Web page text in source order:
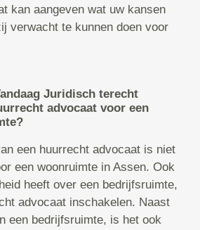
kan aangeven wat uw kansen
verwacht te kunnen doen voor
Juridisch terecht
advocaat voor een
een huurrecht advocaat is niet
een woonruimte in Assen. Ook
heeft over een bedrijfsruimte,
advocaat inschakelen. Naast
een bedrijfsruimte, is het ook